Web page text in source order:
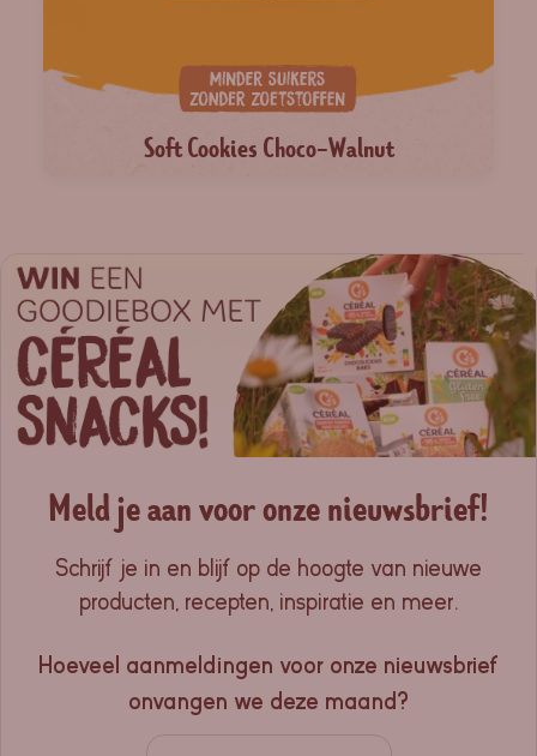
Soft Cookies Choco-Walnut
Meld je aan voor onze nieuwsbrief!
Schrijf je in en blijf op de hoogte van nieuwe
producten, recepten, inspiratie en meer.
Hoeveel aanmeldingen voor onze nieuwsbrief
onvangen we deze maand?